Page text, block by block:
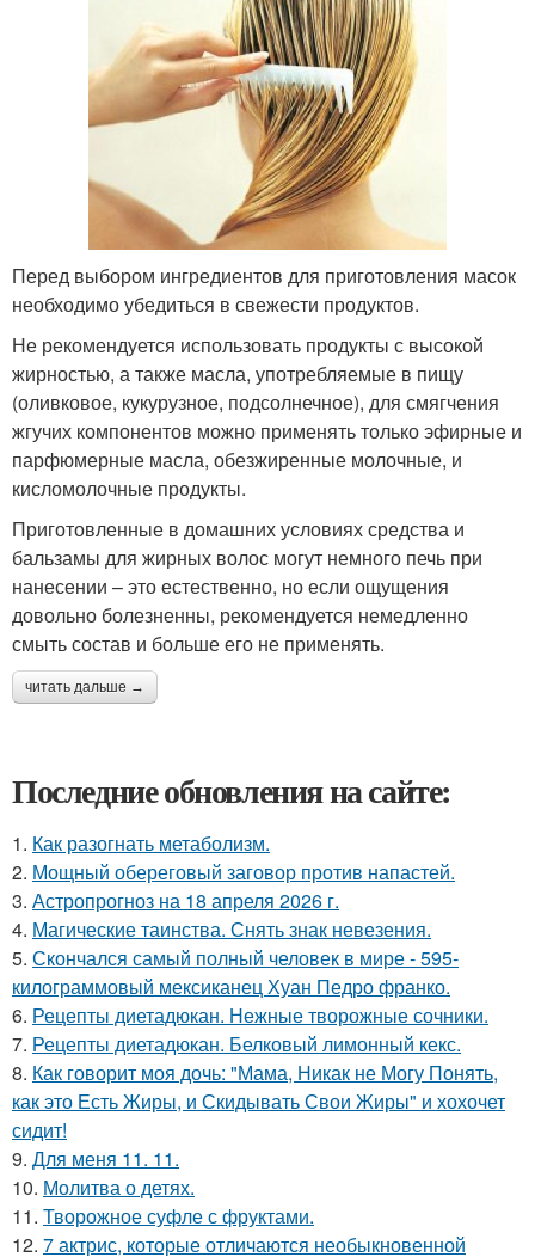
Перед выбором ингредиентов для приготовления масок
необходимо убедиться в свежести продуктов.
Не рекомендуется использовать продукты с высокой
жирностью, а также масла, употребляемые в пищу
(оливковое, кукурузное, подсолнечное), для смягчения
жгучих компонентов можно применять только эфирные и
парфюмерные масла, обезжиренные молочные, и
кисломолочные продукты.
Приготовленные в домашних условиях средства и
бальзамы для жирных волос могут немного печь при
нанесении – это естественно, но если ощущения
довольно болезненны, рекомендуется немедленно
смыть состав и больше его не применять.
читать дальше →
Последние обновления на сайте:
1. Как разогнать метаболизм.
2. Мощный обереговый заговор против напастей.
3. Астропрогноз на 18 апреля 2026 г.
4. Магические таинства. Снять знак невезения.
5. Скончался самый полный человек в мире - 595-
килограммовый мексиканец Хуан Педро франко.
6. Рецепты диетадюкан. Нежные творожные сочники.
7. Рецепты диетадюкан. Белковый лимонный кекс.
8. Как говорит моя дочь: "Мама, Никак не Могу Понять,
как это Есть Жиры, и Скидывать Свои Жиры" и хохочет
сидит!
9. Для меня 11. 11.
10. Молитва о детях.
11. Творожное суфле с фруктами.
12. 7 актрис, которые отличаются необыкновенной